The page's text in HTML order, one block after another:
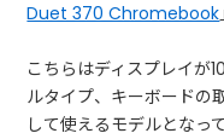
Duet 370 Chromebook
こちらはディスプレイが
ルタイプ、キーボードの
して使えるモデルとなっ